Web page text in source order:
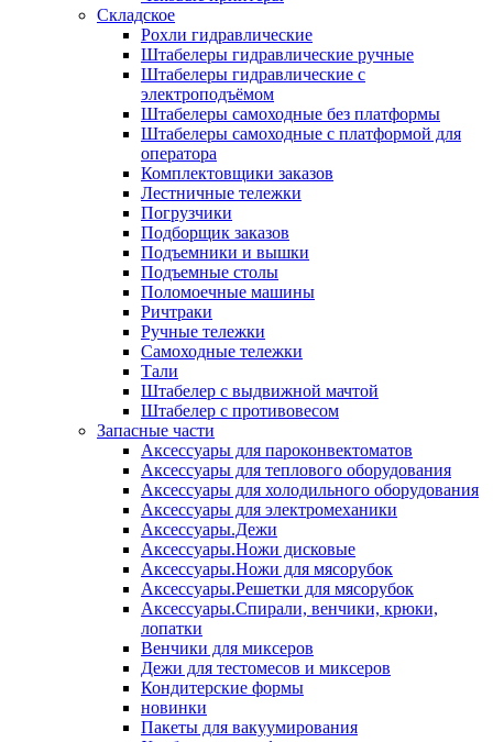
Складское
Рохли гидравлические
Штабелеры гидравлические ручные
Штабелеры гидравлические с
электроподъёмом
Штабелеры самоходные без платформы
Штабелеры самоходные с платформой для
оператора
Комплектовщики заказов
Лестничные тележки
Погрузчики
Подборщик заказов
Подъемники и вышки
Подъемные столы
Поломоечные машины
Ричтраки
Ручные тележки
Самоходные тележки
Тали
Штабелер с выдвижной мачтой
Штабелер с противовесом
Запасные части
Аксессуары для пароконвектоматов
Аксессуары для теплового оборудования
Аксессуары для холодильного оборудования
Аксессуары для электромеханики
Аксессуары.Дежи
Аксессуары.Ножи дисковые
Аксессуары.Ножи для мясорубок
Аксессуары.Решетки для мясорубок
Аксессуары.Спирали, венчики, крюки,
лопатки
Венчики для миксеров
Дежи для тестомесов и миксеров
Кондитерские формы
новинки
Пакеты для вакуумирования